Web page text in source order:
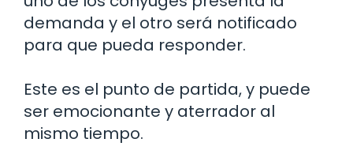
demanda y el otro será notificado
para que pueda responder.
Este es el punto de partida, y puede
ser emocionante y aterrador al
mismo tiempo.